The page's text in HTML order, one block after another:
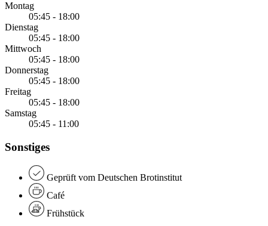
Montag
05:45 - 18:00
Dienstag
05:45 - 18:00
Mittwoch
05:45 - 18:00
Donnerstag
05:45 - 18:00
Freitag
05:45 - 18:00
Samstag
05:45 - 11:00
Sonstiges
Geprüft vom Deutschen Brotinstitut
Café
Frühstück